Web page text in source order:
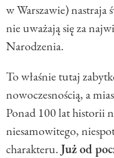
w Warszawie)
nie uważają się za
Narodzenia.
To właśnie tutaj
nowoczesnością, a
Ponad 100 lat historii
niesamowitego,
charakteru.Już od